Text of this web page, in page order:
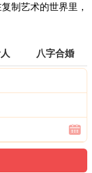
制艺术的世界里，
八字合婚